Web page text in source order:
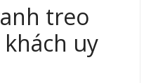
treo
uy